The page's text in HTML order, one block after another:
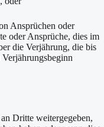
Ansprüchen oder
oder Ansprüche, dies im
die Verjährung, die bis
Dritte weitergegeben,